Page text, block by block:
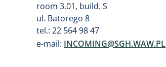
room 3.01, build. S
ul. Batorego 8
tel.: 22 564 98 47
e-mail: INCOMING@SGH.WAW.PL